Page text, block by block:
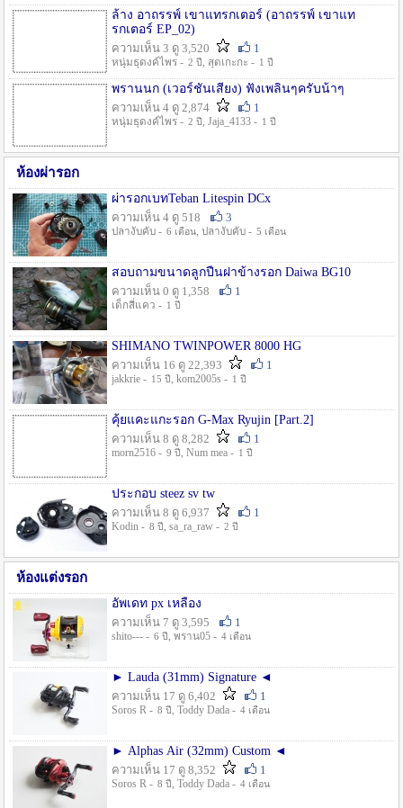
ล้าง อาถรรพ์ เขาแทรกเตอร์ (อาถรรพ์ เขาแท
รกเตอร์ EP_02)
ความเห็น 3 ดู 3,520
1
หนุ่มธุดงค์ไพร - 2 ปี , สุดเกะกะ - 1 ปี
พรานนก (เวอร์ชั่นเสียง) ฟังเพลินๆครับน้าๆ
ความเห็น 4 ดู 2,874
1
หนุ่มธุดงค์ไพร - 2 ปี , Jaja_4133 - 1 ปี
ห้องผ่ารอก
ผ่ารอกเบทTeban Litespin DCx
ความเห็น 4 ดู 518
3
ปลางับคับ - 6 เดือน, ปลางับคับ - 5 เดือน
สอบถามขนาดลูกปืนฝาข้างรอก Daiwa BG10
ความเห็น 0 ดู 1,358
1
เด็กสี่แคว - 1 ปี
SHIMANO TWINPOWER 8000 HG
ความเห็น 16 ดู 22,393
1
jakkrie - 15 ปี , kom2005s - 1 ปี
คุ้ยแคะแกะรอก G-Max Ryujin [Part.2]
ความเห็น 8 ดู 8,282
1
morn2516 - 9 ปี , Num mea - 1 ปี
ประกอบ steez sv tw
ความเห็น 8 ดู 6,937
1
Kodin - 8 ปี , sa_ra_raw - 2 ปี
ห้องแต่งรอก
อัพเดท px เหลือง
ความเห็น 7 ดู 3,595
1
shito--- - 6 ปี , พราน05 - 4 เดือน
► Lauda (31mm) Signature ◄
ความเห็น 17 ดู 6,402
1
Soros R - 8 ปี , Toddy Dada - 4 เดือน
► Alphas Air (32mm) Custom ◄
ความเห็น 17 ดู 8,352
1
Soros R - 8 ปี , Toddy Dada - 4 เดือน